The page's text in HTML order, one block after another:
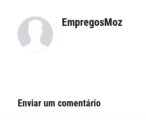
EmpregosMoz
Enviar um comentário